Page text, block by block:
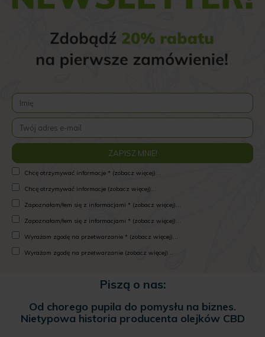
Chcę otrzymywać informacje * (zobacz więcej)...
Chcę otrzymywać informacje (zobacz więcej)...
Zapoznałam/łem się z informacjami * (zobacz więcej)...
Zapoznałam/łem się z informacjami * (zobacz więcej)...
Wyrażam zgodę na przetwarzanie * (zobacz więcej)...
Wyrażam zgodę na przetwarzanie (zobacz więcej)...
Piszą o nas:
chorego pupila do pomysłu na biznes.
historia producenta olejków CBD